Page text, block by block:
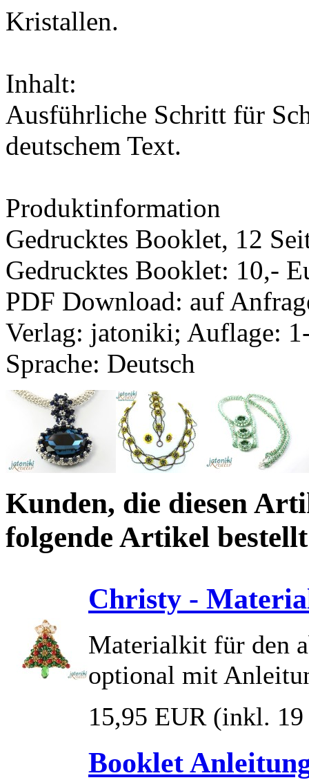
Kristallen.
Inhalt:
Ausführliche Schritt für
deutschem Text.
Produktinformation
Gedrucktes Booklet, 12
Gedrucktes Booklet: 10,-
PDF Download: auf
Verlag: jatoniki; Auflage:
Sprache: Deutsch
Kunden, die diesen
folgende Artikel
Christy -
Materialkit für den
optional mit
15,95 EUR (inkl.
Booklet